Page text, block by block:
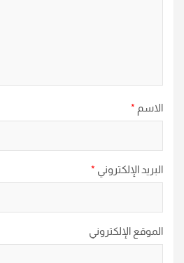
الاسم *
البريد الإلكتروني *
الموقع الإلكتروني